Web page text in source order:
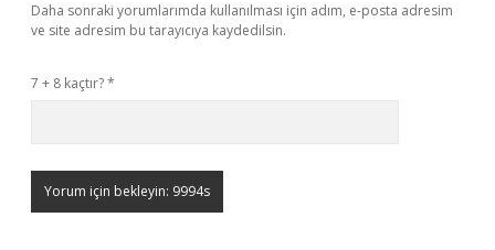
Daha sonraki yorumlarımda kullanılması için adım, e-posta adresim
ve site adresim bu tarayıcıya kaydedilsin.
7 + 8 kaçtır?*